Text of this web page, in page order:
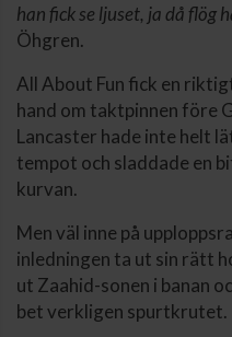
han fick se ljuset, ja då flög
Öhgren.
All About Fun fick en
hand om taktpinnen före
Lancaster hade inte helt
tempot och sladdade en
kurvan.
Men väl inne på
inledningen ta ut sin rätt
ut Zaahid-sonen i banan
bet verkligen spurtkrutet.